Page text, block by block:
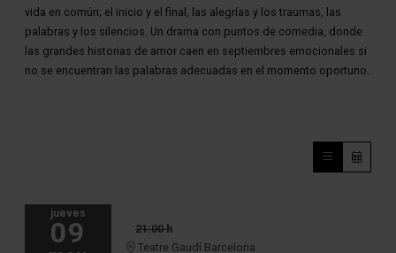
vida en común; el inicio y el final, las alegrías y los traumas, las
palabras y los silencios. Un drama con puntos de comedia, donde
las grandes historias de amor caen en septiembres emocionales si
no se encuentran las palabras adecuadas en el momento oportuno.
jueves
09
21:00 h
Teatre Gaudí Barcelona